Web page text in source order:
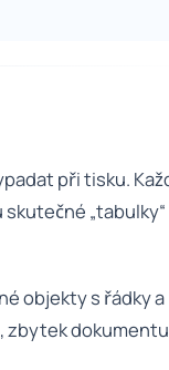
při tisku.
„tabulky“
objekty s řádky a
zbytek